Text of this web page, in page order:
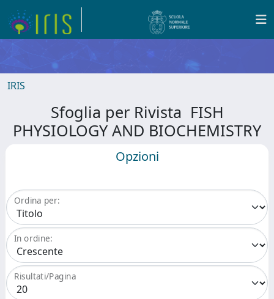
IRIS
Sfoglia per Rivista FISH
PHYSIOLOGY AND BIOCHEMISTRY
Opzioni
Ordina per:
In ordine:
Risultati/Pagina